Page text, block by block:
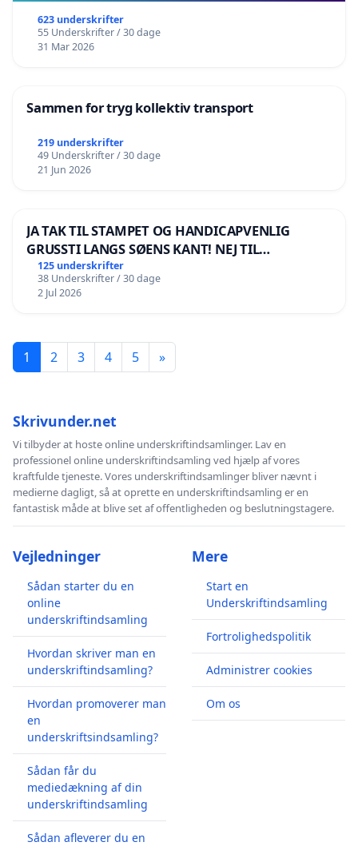
623 underskrifter
55 Underskrifter / 30 dage
31 Mar 2026
Sammen for tryg kollektiv transport
219 underskrifter
49 Underskrifter / 30 dage
21 Jun 2026
JA TAK TIL STAMPET OG HANDICAPVENLIG
GRUSSTI LANGS SØENS KANT! NEJ TIL
BOARDWALK VÆK FRA SØEN
125 underskrifter
38 Underskrifter / 30 dage
2 Jul 2026
1 2 3 4 5 »
Skrivunder.net
Vi tilbyder at hoste online underskriftindsamlinger. Lav en
professionel online underskriftindsamling ved hjælp af vores
kraftfulde tjeneste. Vores underskriftindsamlinger bliver nævnt i
medierne dagligt, så at oprette en underskriftindsamling er en
fantastisk måde at blive set af offentligheden og beslutningstagere.
Vejledninger
Sådan starter du en
online
underskriftindsamling
Hvordan skriver man en
underskriftindsamling?
Hvordan promoverer man
en
underskriftsindsamling?
Sådan får du
mediedækning af din
underskriftindsamling
Sådan afleverer du en
Mere
Start en
Underskriftindsamling
Fortrolighedspolitik
Administrer cookies
Om os